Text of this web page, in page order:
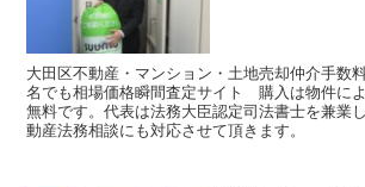
大田区不動産・マンション・土地売却仲介手
名でも相場価格瞬間査定サイト 購入は物件に
無料です。代表は法務大臣認定司法書士を兼業
動産法務相談にも対応させて頂きます。